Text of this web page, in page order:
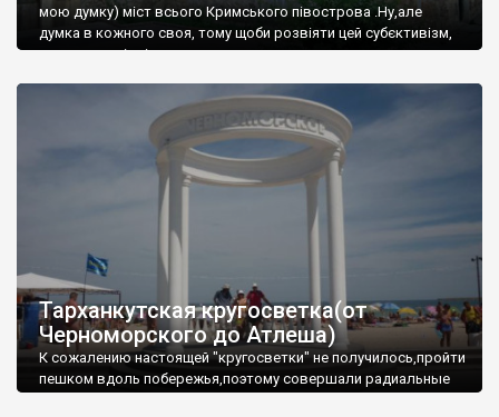
мою думку) міст всього Кримського півострова .Ну,але
думка в кожного своя, тому щоби розвіяти цей субєктивізм,
запрошую відвідати це
Тарханкутская кругосветка(от
Черноморского до Атлеша)
К сожалению настоящей "кругосветки" не получилось,пройти
пешком вдоль побережья,поэтому совершали радиальные